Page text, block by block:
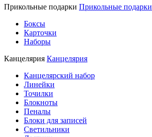
Прикольные подарки Прикольные подарки
Боксы
Карточки
Наборы
Канцелярия Канцелярия
Канцелярский набор
Линейки
Точилки
Блокноты
Пеналы
Блоки для записей
Светильники